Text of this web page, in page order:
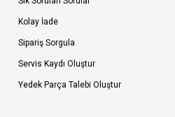
Kolay İade
Sipariş Sorgula
Servis Kaydı Oluştur
Yedek Parça Talebi Oluştur